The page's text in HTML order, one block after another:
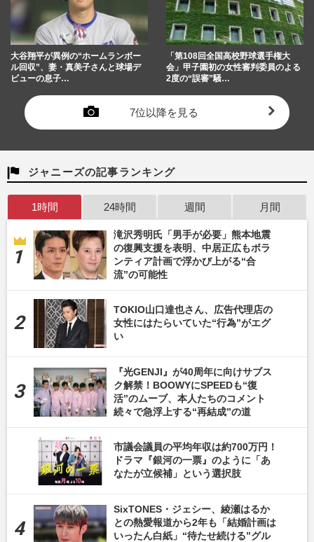
大谷翔平が異例の“ホームランボー
ル回収”、妻・真美子さんと球場デ
ビューの息子…
「第108回全国高校野球選手権大
会」甲子園初の女性審判委員のよる
2度の“誤審”騒…
7位以降を見る
ジャニーズの記事ランキング
1時間 24時間 週間 月間
滝沢秀明氏「男手が必要」熊本地震
の復興支援を表明、中居正広もボラ
ンティア計画で浮かび上がる“合
流”の可能性
TOKIO山口達也さん、広告代理店の
女性にはたらいていた“行為”がエグ
い
『光GENJI』が40周年に向けサブス
ク解禁！BOOWYにSPEEDも“復
活”のムーブ、本人たちのコメント
続々で急浮上する“再結成”の道
市議会議員の平均年収は約700万円！
ドラマ『銀河の一票』のように「あ
なたが立候補」という選択肢
SixTONES・ジェシー、綾瀬はるか
との熱愛報道から2年も「結婚計画は
いったん白紙」“待たせ続ける”グル